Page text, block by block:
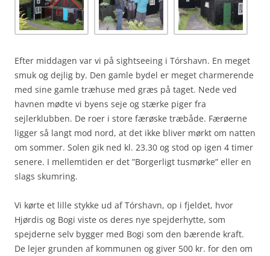
Efter middagen var vi på sightseeing i Tórshavn. En meget
smuk og dejlig by. Den gamle bydel er meget charmerende
med sine gamle træhuse med græs på taget. Nede ved
havnen mødte vi byens seje og stærke piger fra
sejlerklubben. De roer i store færøske træbåde. Færøerne
ligger så langt mod nord, at det ikke bliver mørkt om natten
om sommer. Solen gik ned kl. 23.30 og stod op igen 4 timer
senere. I mellemtiden er det ”Borgerligt tusmørke” eller en
slags skumring.
Vi kørte et lille stykke ud af Tórshavn, op i fjeldet, hvor
Hjørdis og Bogi viste os deres nye spejderhytte, som
spejderne selv bygger med Bogi som den bærende kraft.
De lejer grunden af kommunen og giver 500 kr. for den om